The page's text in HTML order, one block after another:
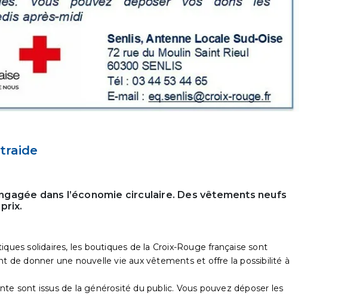
dans l’économie circulaire. Des vêtements neufs
solidaires, les boutiques de la Croix-Rouge française sont
de donner une nouvelle vie aux vêtements et offre la possibilité à
sont issus de la générosité du public. Vous pouvez déposer les